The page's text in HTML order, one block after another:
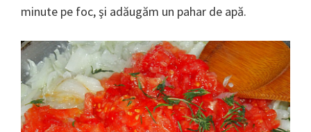
minute pe foc, şi adăugăm un pahar de apă.